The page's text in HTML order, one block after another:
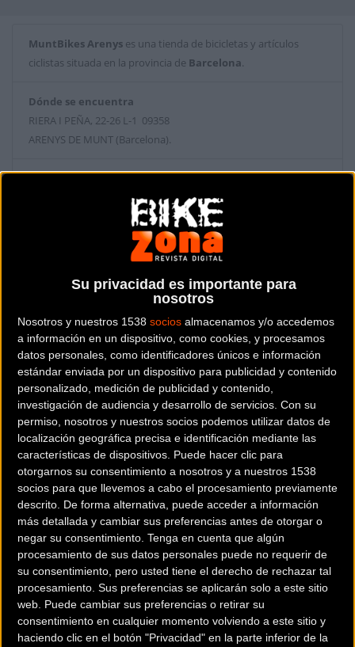
Su privacidad es importante para
nosotros
Nosotros y nuestros 1538 socios almacenamos y/o accedemos
a información en un dispositivo, como cookies, y procesamos
datos personales, como identificadores únicos e información
estándar enviada por un dispositivo para publicidad y contenido
personalizado, medición de publicidad y contenido,
investigación de audiencia y desarrollo de servicios. Con su
permiso, nosotros y nuestros socios podemos utilizar datos de
localización geográfica precisa e identificación mediante las
características de dispositivos. Puede hacer clic para
otorgarnos su consentimiento a nosotros y a nuestros 1538
socios para que llevemos a cabo el procesamiento previamente
descrito. De forma alternativa, puede acceder a información
más detallada y cambiar sus preferencias antes de otorgar o
negar su consentimiento. Tenga en cuenta que algún
procesamiento de sus datos personales puede no requerir de
su consentimiento, pero usted tiene el derecho de rechazar tal
procesamiento. Sus preferencias se aplicarán solo a este sitio
web. Puede cambiar sus preferencias o retirar su
consentimiento en cualquier momento volviendo a este sitio y
haciendo clic en el botón "Privacidad" en la parte inferior de la
MuntBikes Arenys es una tienda de bicicletas y artículos
ciclistas situada en la provincia de Barcelona.
Dónde se encuentra
RIERA I PEÑA, 22-26 L-1 09358
ARENYS DE MUNT (Barcelona).
Web y RRSS de la tienda
Terms of use © 1987–2026 HERE
¿Eres el propietario de esta tienda? Descubre cómohacerte tienda
Premium para llegar a más clientes.
Comercios Bz Premium